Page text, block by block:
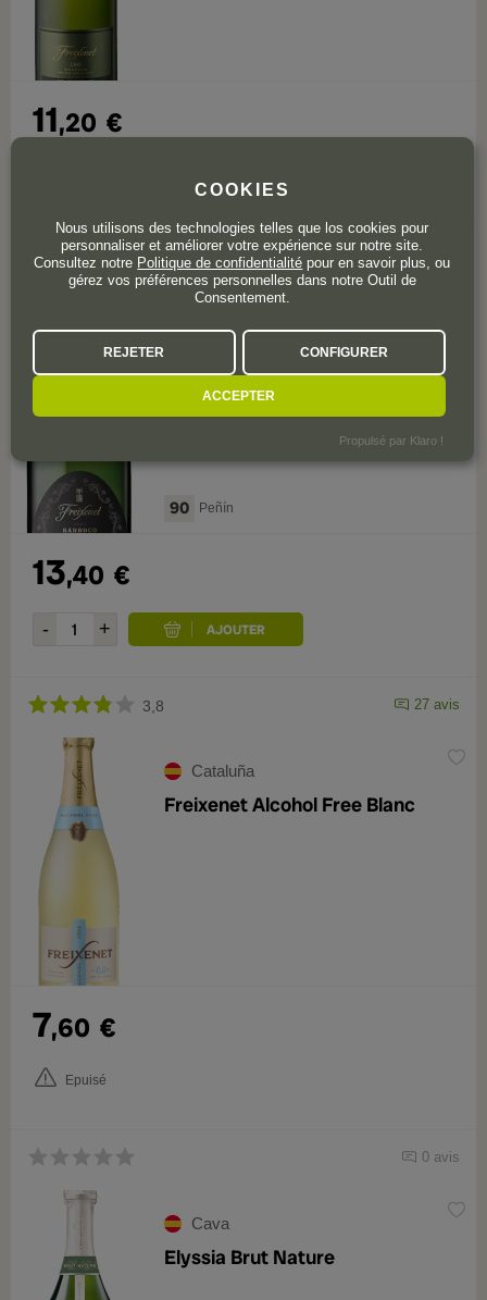
11,20 €
3,8 20 avis
Freixenet Brut Barroco
90 Peñín
13,40 €
3,8 27 avis
Cataluña
Freixenet Alcohol Free Blanc
7,60 €
Epuisé
0 avis
Cava
Elyssia Brut Nature
COOKIES
Nous utilisons des technologies telles que los cookies pour
personnaliser et améliorer votre expérience sur notre site.
Consultez notre Politique de confidentialité pour en savoir plus, ou
gérez vos préférences personnelles dans notre Outil de
Consentement.
REJETER CONFIGURER
ACCEPTER
Propulsé par Klaro !